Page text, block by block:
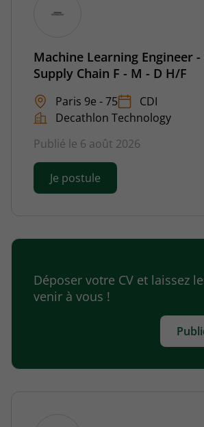
Machine Learning Engineer
Supply Chain F - M - D H/F
Paris 9e - 75
CDI
Decathlon Technology
Publié le 6 août 2026
Je postule
Déposer votre CV et laissez
venir à vous !